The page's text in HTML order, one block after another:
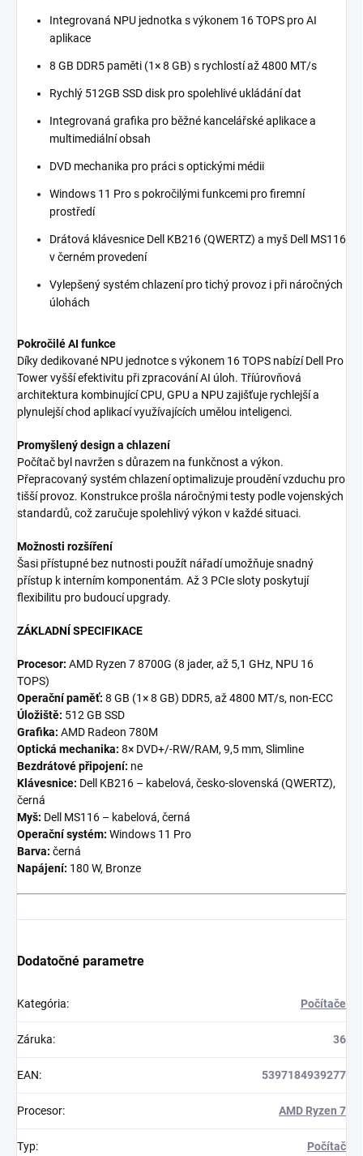
Integrovaná NPU jednotka s výkonem 16 TOPS pro AI
aplikace
8 GB DDR5 paměti (1× 8 GB) s rychlostí až 4800 MT/s
Rychlý 512GB SSD disk pro spolehlivé ukládání dat
Integrovaná grafika pro běžné kancelářské aplikace a
multimediální obsah
DVD mechanika pro práci s optickými médii
Windows 11 Pro s pokročilými funkcemi pro firemní
prostředí
Drátová klávesnice Dell KB216 (QWERTZ) a myš Dell MS116
v černém provedení
Vylepšený systém chlazení pro tichý provoz i při náročných
úlohách
Pokročilé AI funkce
Díky dedikované NPU jednotce s výkonem 16 TOPS nabízí Dell Pro
Tower vyšší efektivitu při zpracování AI úloh. Tříúrovňová
architektura kombinující CPU, GPU a NPU zajišťuje rychlejší a
plynulejší chod aplikací využívajících umělou inteligenci.
Promyšlený design a chlazení
Počítač byl navržen s důrazem na funkčnost a výkon.
Přepracovaný systém chlazení optimalizuje proudění vzduchu pro
tišší provoz. Konstrukce prošla náročnými testy podle vojenských
standardů, což zaručuje spolehlivý výkon v každé situaci.
Možnosti rozšíření
Šasi přístupné bez nutnosti použít nářadí umožňuje snadný
přístup k interním komponentám. Až 3 PCIe sloty poskytují
flexibilitu pro budoucí upgrady.
ZÁKLADNÍ SPECIFIKACE
Procesor: AMD Ryzen 7 8700G (8 jader, až 5,1 GHz, NPU 16
TOPS)
Operační paměť: 8 GB (1× 8 GB) DDR5, až 4800 MT/s, non-ECC
Úložiště: 512 GB SSD
Grafika: AMD Radeon 780M
Optická mechanika: 8× DVD+/-RW/RAM, 9,5 mm, Slimline
Bezdrátové připojení: ne
Klávesnice: Dell KB216 – kabelová, česko-slovenská (QWERTZ),
černá
Myš: Dell MS116 – kabelová, černá
Operační systém: Windows 11 Pro
Barva: černá
Napájení: 180 W, Bronze
Dodatočné parametre
Kategória: Počítače
Záruka: 36
EAN: 5397184939277
Procesor: AMD Ryzen 7
Typ: Počítač